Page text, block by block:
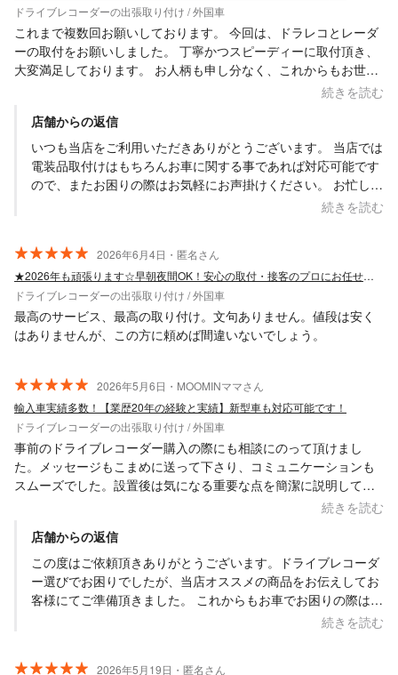
ドライブレコーダーの出張取り付け / 外国車
これまで複数回お願いしております。 今回は、ドラレコとレーダ
ーの取付をお願いしました。 丁寧かつスピーディーに取付頂き、
大変満足しております。 お人柄も申し分なく、これからもお世話
続きを読む
店舗からの返信
いつも当店をご利用いただきありがとうございます。 当店では
電装品取付けはもちろんお車に関する事であれば対応可能です
ので、またお困りの際はお気軽にお声掛けください。 お忙しい
続きを読む
2026年6月4日・匿名さん
★2026年も頑張ります☆早朝夜間OK！安心の取付・接客のプロにお任せください！
ドライブレコーダーの出張取り付け / 外国車
最高のサービス、最高の取り付け。文句ありません。値段は安く
はありませんが、この方に頼めば間違いないでしょう。
2026年5月6日・MOOMINママさん
輸入車実績多数！【業歴20年の経験と実績】新型車も対応可能です！
ドライブレコーダーの出張取り付け / 外国車
事前のドライブレコーダー購入の際にも相談にのって頂けまし
た。メッセージもこまめに送って下さり、コミュニケーションも
スムーズでした。設置後は気になる重要な点を簡潔に説明して頂
続きを読む
店舗からの返信
この度はご依頼頂きありがとうございます。ドライブレコーダ
ー選びでお困りでしたが、当店オススメの商品をお伝えしてお
客様にてご準備頂きました。 これからもお車でお困りの際はお
気軽にお声掛けください。 お忙しい中、貴重な口コミを頂き、
続きを読む
2026年5月19日・匿名さん